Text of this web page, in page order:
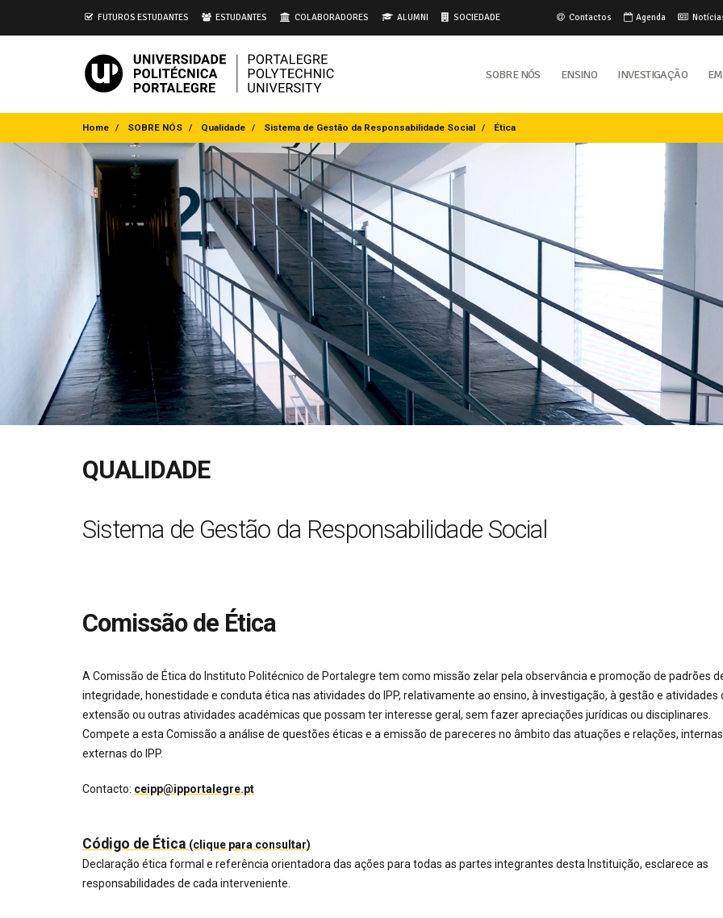
FUTUROS ESTUDANTES ESTUDANTES COLABORADORES ALUMNI SOCIEDADE Contactos Agenda
Sobre Nós Ensino Investigação
Home SOBRE NÓS Qualidade Sistema de Gestão da Responsabilidade Social Ética
QUALIDADE
Sistema de Gestão da Responsabilidade Social
Comissão de Ética
A Comissão de Ética do Instituto Politécnico de Portalegre tem como missão zelar pela observância e promoção de padrões
integridade, honestidade e conduta ética nas atividades do IPP, relativamente ao ensino, à investigação, à gestão e atividades
extensão ou outras atividades académicas que possam ter interesse geral, sem fazer apreciações jurídicas ou disciplinares.
Compete a esta Comissão a análise de questões éticas e a emissão de pareceres no âmbito das atuações e relações,
externas do IPP.
Contacto: ceipp@ipportalegre.pt
Código de Ética (clique para consultar)
Declaração ética formal e referência orientadora das ações para todas as partes integrantes desta Instituição, esclarece as
responsabilidades de cada interveniente.